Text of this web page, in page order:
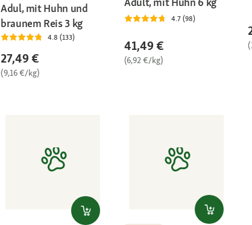
Adul, mit Huhn und
braunem Reis 3 kg
4.8 (133)
27,49 €
(9,16 €/kg)
4.7 (98)
41,49 €
(6,92 €/kg)